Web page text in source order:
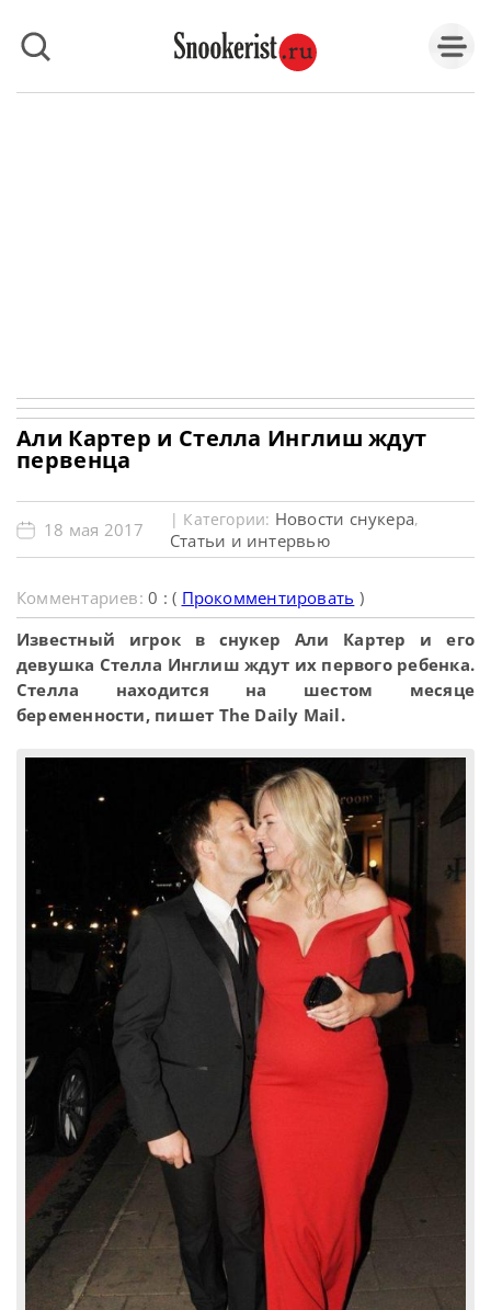
Али Картер и Стелла Инглиш ждут
первенца
18 мая 2017 | Категории: Новости снукера,
Статьи и интервью
Комментариев:0 : ( Прокомментировать )
Известный игрок в снукер Али Картер и его
девушка Стелла Инглиш ждут их первого ребенка.
Стелла находится на шестом месяце
беременности, пишет The Daily Mail.